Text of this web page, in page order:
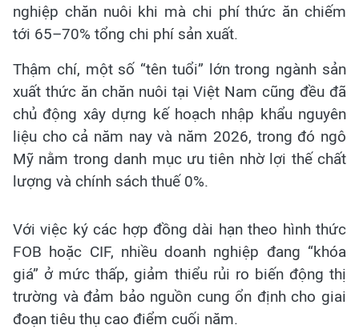
nghiệp chăn nuôi khi mà chi phí thức ăn chiếm
tới 65–70% tổng chi phí sản xuất.
Thậm chí, một số “tên tuổi” lớn trong ngành sản
xuất thức ăn chăn nuôi tại Việt Nam cũng đều đã
chủ động xây dựng kế hoạch nhập khẩu nguyên
liệu cho cả năm nay và năm 2026, trong đó ngô
Mỹ nằm trong danh mục ưu tiên nhờ lợi thế chất
lượng và chính sách thuế 0%.
Với việc ký các hợp đồng dài hạn theo hình thức
FOB hoặc CIF, nhiều doanh nghiệp đang “khóa
giá” ở mức thấp, giảm thiểu rủi ro biến động thị
trường và đảm bảo nguồn cung ổn định cho giai
đoạn tiêu thụ cao điểm cuối năm.